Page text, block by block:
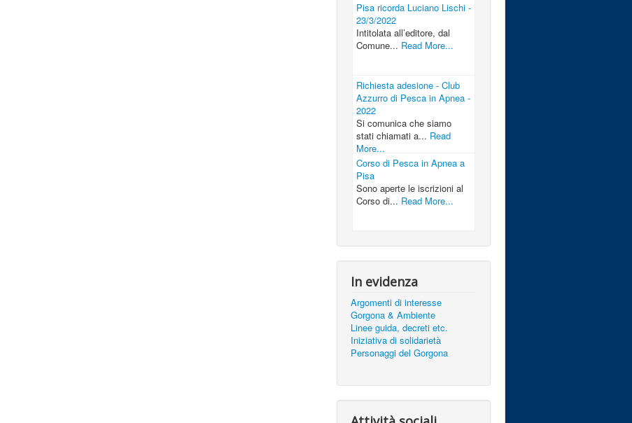
Pisa ricorda Luciano Lischi -
23/3/2022
Intitolata all’editore, dal
Comune... Read More...
Richiesta adesione - Club
Azzurro di Pesca in Apnea -
2022
Si comunica che siamo
stati chiamati a... Read
More...
Corso di Pesca in Apnea a
Pisa
Sono aperte le iscrizioni al
Corso di... Read More...
In evidenza
Argomenti di interesse
Gorgona & Ambiente
Linee guida, decreti etc.
Iniziativa di solidarietà
Personaggi del Gorgona